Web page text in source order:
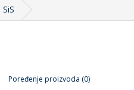
SiS
Poređenje proizvoda (0)